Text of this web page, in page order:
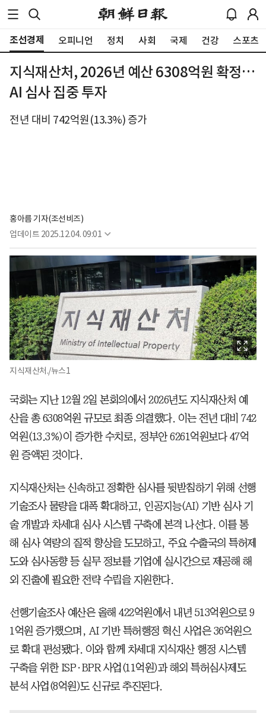
조선경제 오피니언 정치 사회 국제 건강 스포츠
지식재산처, 2026년 예산 6308억원 확정…
AI 심사 집중 투자
전년 대비 742억원(13.3%) 증가
홍아름 기자(조선비즈)
업데이트 2025.12.04. 09:01
지식재산처./뉴스1
국회는 지난 12월 2일 본회의에서 2026년도 지식재산처 예
산을 총 6308억원 규모로 최종 의결했다. 이는 전년 대비 742
억원(13.3%)이 증가한 수치로, 정부안 6261억원보다 47억
원 증액된 것이다.
지식재산처는 신속하고 정확한 심사를 뒷받침하기 위해 선행
기술조사 물량을 대폭 확대하고, 인공지능(AI) 기반 심사 기
술 개발과 차세대 심사 시스템 구축에 본격 나선다. 이를 통
해 심사 역량의 질적 향상을 도모하고, 주요 수출국의 특허제
도와 심사동향 등 실무 정보를 기업에 실시간으로 제공해 해
외 진출에 필요한 전략 수립을 지원한다.
선행기술조사 예산은 올해 422억원에서 내년 513억원으로 9
1억원 증가했으며, AI 기반 특허행정 혁신 사업은 36억원으
로 확대 편성됐다. 이와 함께 차세대 지식재산 행정 시스템
구축을 위한 ISP·BPR 사업(11억원)과 해외 특허심사제도
분석 사업(8억원)도 신규로 추진된다.